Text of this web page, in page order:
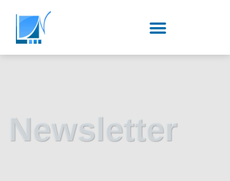
Newsletter